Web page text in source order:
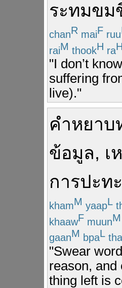
ระทมขม
chanR maiF ruu
raiM thookH ra
"I don’t
suffering
live)."
คำหยาบ
ข้อมูล, เ
การปะทะ
khamM yaapL
khaawF muunM
gaanM bpaL tha
"Swear
reason, and
thing left is